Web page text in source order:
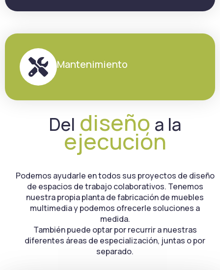
Mantenimiento
Del diseño a la
ejecución
Podemos ayudarle en todos sus proyectos de diseño
de espacios de trabajo colaborativos. Tenemos
nuestra propia planta de fabricación de muebles
multimedia y podemos ofrecerle soluciones a
medida.
También puede optar por recurrir a nuestras
diferentes áreas de especialización, juntas o por
separado.